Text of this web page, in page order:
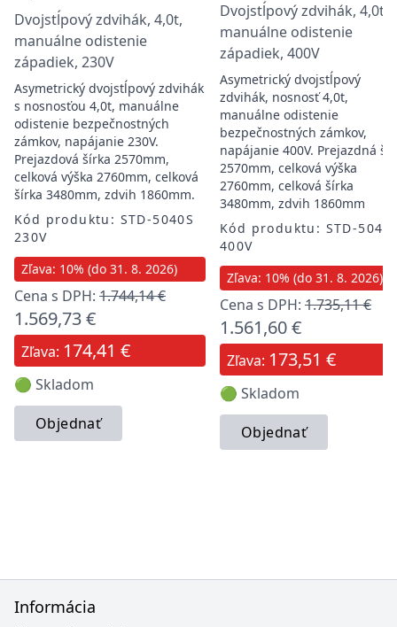
Dvojstĺpový zdvihák, 4,0t,
manuálne odistenie
západiek, 230V
Asymetrický dvojstĺpový zdvihák
s nosnosťou 4,0t, manuálne
odistenie bezpečnostných
zámkov, napájanie 230V.
Prejazdová šírka 2570mm,
celková výška 2760mm, celková
šírka 3480mm, zdvih 1860mm.
Kód produktu: STD-5040S
230V
Zľava: 10% (do 31. 8. 2026)
Cena s DPH: 1.744,14 €
1.569,73 €
Zľava: 174,41 €
🟢 Skladom
Objednať
Dvojstĺpový zdvihák, 4,0t,
manuálne odistenie
západiek, 400V
Asymetrický dvojstĺpový
zdvihák, nosnosť 4,0t,
manuálne odistenie
bezpečnostných zámkov,
napájanie 400V. Prejazdná
2570mm, celková výška
2760mm, celková šírka
3480mm, zdvih 1860mm
Kód produktu: STD-
400V
Zľava: 10% (do 31. 8. 2026)
Cena s DPH: 1.735,11 €
1.561,60 €
Zľava: 173,51 €
🟢 Skladom
Objednať
Informácia